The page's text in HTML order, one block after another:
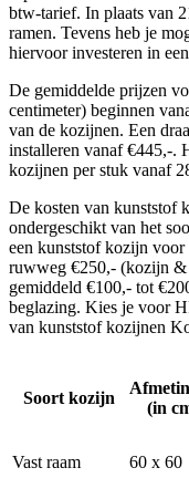
btw-tarief. In plaats van
ramen. Tevens heb je
hiervoor investeren in
De gemiddelde prijzen
centimeter) beginnen
van de kozijnen. Een
installeren vanaf €445,-.
kozijnen per stuk vanaf
De kosten van kunststof
ondergeschikt van het
een kunststof kozijn voor
ruwweg €250,- (kozijn &
gemiddeld €100,- tot
beglazing. Kies je voor
van kunststof kozijnen
Soort kozijn
(in
Vast raam 60 x 60